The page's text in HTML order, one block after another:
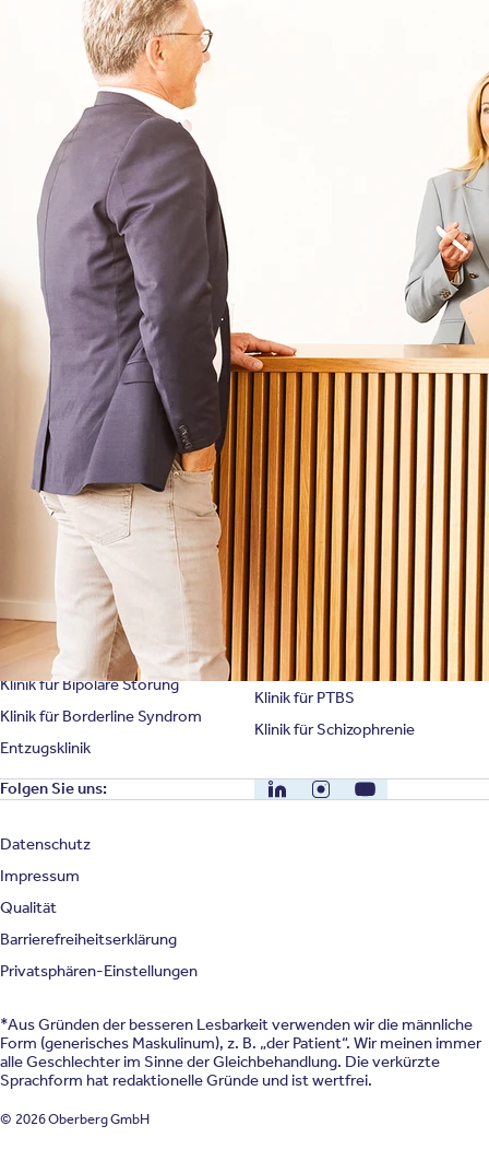
Für Patienten
Für Zuweiser
Für Angehörige
Über Oberberg
Kliniken für Kinder & Jugendlichen
Krankheitsbilder & Therapien
Behandlungsfelder
Therapien
Symptome & Beschwerden
Selbsttests
Presse
Bewertungen
Karriere
Unternehmensfakten
Spezialisierte Kliniken
Klinik für Depression
Klinik für Burnout
Klinik für Angststörung
Klinik für Zwangsstörung
Klinik für Persönlichkeitsstörung
Klinik für Bipolare Störung
Klinik für Borderline Syndrom
Entzugsklinik
Suchtklinik
Klinik für Anorexie
Klinik für Erschöpfung
Klinik für Essstörung
Klinik für Mediensucht
Klinik für Psychose
Klinik für PTBS
Klinik für Schizophrenie
Folgen Sie uns: LinkedInInstagramYouTube
Datenschutz
Impressum
Qualität
Barrierefreiheitserklärung
Privatsphären-Einstellungen
*Aus Gründen der besseren Lesbarkeit verwenden wir die männliche
Form (generisches Maskulinum), z. B. „der Patient“. Wir meinen immer
alle Geschlechter im Sinne der Gleichbehandlung. Die verkürzte
Sprachform hat redaktionelle Gründe und ist wertfrei.
© 2026 Oberberg GmbH